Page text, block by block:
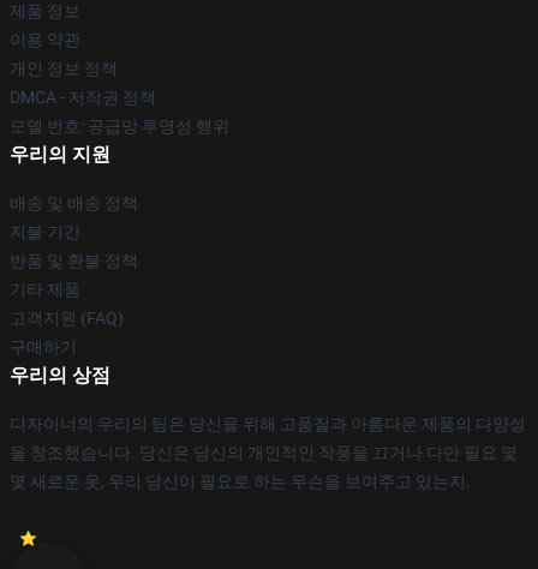
제품 정보
이용 약관
개인 정보 정책
DMCA - 저작권 정책
모델 번호: 공급망 투명성 행위
우리의 지원
배송 및 배송 정책
지불 기간
반품 및 환불 정책
기타 제품
고객지원 (FAQ)
구매하기
우리의 상점
디자이너의 우리의 팀은 당신을 위해 고품질과 아름다운 제품의 다양성
을 창조했습니다. 당신은 당신의 개인적인 작풍을 끄거나 다만 필요 몇
몇 새로운 옷, 우리 당신이 필요로 하는 무슨을 보여주고 있는지.